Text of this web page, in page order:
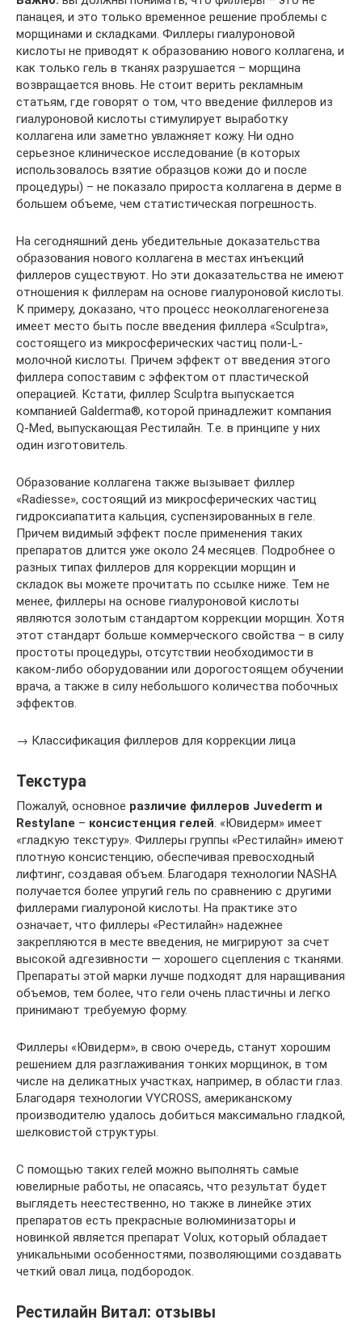
панацея, и это только временное решение проблемы с
морщинами и складками. Филлеры гиалуроновой
кислоты не приводят к образованию нового коллагена, и
как только гель в тканях разрушается – морщина
возвращается вновь. Не стоит верить рекламным
статьям, где говорят о том, что введение филлеров из
гиалуроновой кислоты стимулирует выработку
коллагена или заметно увлажняет кожу. Ни одно
серьезное клиническое исследование (в которых
использовалось взятие образцов кожи до и после
процедуры) – не показало прироста коллагена в дерме в
большем объеме, чем статистическая погрешность.
На сегодняшний день убедительные доказательства
образования нового коллагена в местах инъекций
филлеров существуют. Но эти доказательства не имеют
отношения к филлерам на основе гиалуроновой кислоты.
К примеру, доказано, что процесс неоколлагеногенеза
имеет место быть после введения филлера «Sculptra»,
состоящего из микросферических частиц поли-L-
молочной кислоты. Причем эффект от введения этого
филлера сопоставим с эффектом от пластической
операцией. Кстати, филлер Sculptra выпускается
компанией Galderma®, которой принадлежит компания
Q-Med, выпускающая Рестилайн. Т.е. в принципе у них
один изготовитель.
Образование коллагена также вызывает филлер
«Radiesse», состоящий из микросферических частиц
гидроксиапатита кальция, суспензированных в геле.
Причем видимый эффект после применения таких
препаратов длится уже около 24 месяцев. Подробнее о
разных типах филлеров для коррекции морщин и
складок вы можете прочитать по ссылке ниже. Тем не
менее, филлеры на основе гиалуроновой кислоты
являются золотым стандартом коррекции морщин. Хотя
этот стандарт больше коммерческого свойства – в силу
простоты процедуры, отсутствии необходимости в
каком-либо оборудовании или дорогостоящем обучении
врача, а также в силу небольшого количества побочных
эффектов.
→ Классификация филлеров для коррекции лица
Текстура
Пожалуй, основное различие филлеров Juvederm и
Restylane – консистенция гелей. «Ювидерм» имеет
«гладкую текстуру». Филлеры группы «Рестилайн» имеют
плотную консистенцию, обеспечивая превосходный
лифтинг, создавая объем. Благодаря технологии NASHA
получается более упругий гель по сравнению с другими
филлерами гиалуроной кислоты. На практике это
означает, что филлеры «Рестилайн» надежнее
закрепляются в месте введения, не мигрируют за счет
высокой адгезивности — хорошего сцепления с тканями.
Препараты этой марки лучше подходят для наращивания
объемов, тем более, что гели очень пластичны и легко
принимают требуемую форму.
Филлеры «Ювидерм», в свою очередь, станут хорошим
решением для разглаживания тонких морщинок, в том
числе на деликатных участках, например, в области глаз.
Благодаря технологии VYCROSS, американскому
производителю удалось добиться максимально гладкой,
шелковистой структуры.
С помощью таких гелей можно выполнять самые
ювелирные работы, не опасаясь, что результат будет
выглядеть неестественно, но также в линейке этих
препаратов есть прекрасные волюминизаторы и
новинкой является препарат Volux, который обладает
уникальными особенностями, позволяющими создавать
четкий овал лица, подбородок.
Рестилайн Витал: отзывы